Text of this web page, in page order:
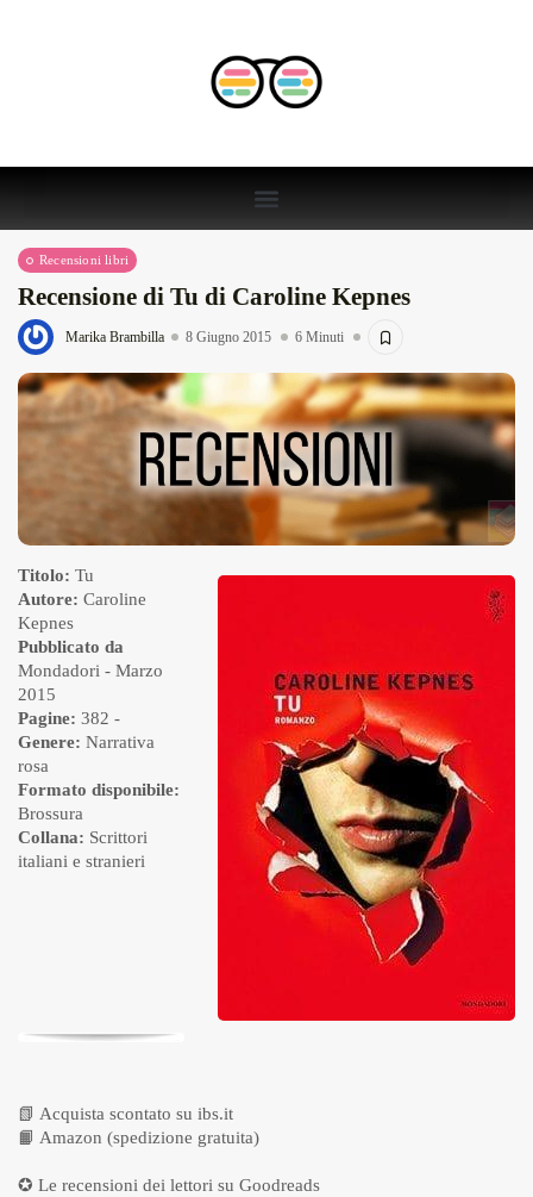
Recensioni libri
Recensione di Tu di Caroline Kepnes
Marika Brambilla 8 Giugno 2015 6 Minuti
Titolo: Tu
Autore: Caroline
Kepnes
Pubblicato da
Mondadori - Marzo
2015
Pagine: 382 -
Genere: Narrativa
rosa
Formato disponibile:
Brossura
Collana: Scrittori
italiani e stranieri
📗 Acquista scontato su ibs.it
📙 Amazon (spedizione gratuita)
✪ Le recensioni dei lettori su Goodreads